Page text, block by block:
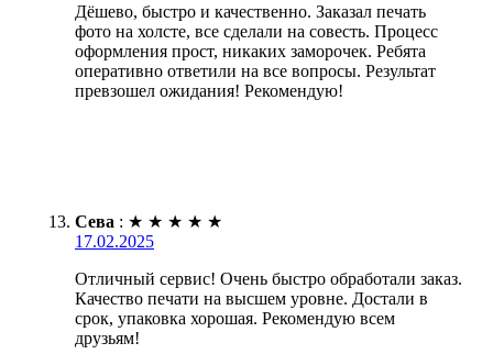
Дёшево, быстро и качественно. Заказал печать
фото на холсте, все сделали на совесть. Процесс
оформления прост, никаких заморочек. Ребята
оперативно ответили на все вопросы. Результат
превзошел ожидания! Рекомендую!
Сева : ★ ★ ★ ★ ★
17.02.2025
Отличный сервис! Очень быстро обработали заказ.
Качество печати на высшем уровне. Достали в
срок, упаковка хорошая. Рекомендую всем
друзьям!